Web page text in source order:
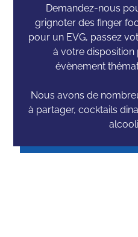
Demandez-nous
grignoter des finger
pour un EVG, passez
à votre
évènement
Nous avons de
à partager, cocktails